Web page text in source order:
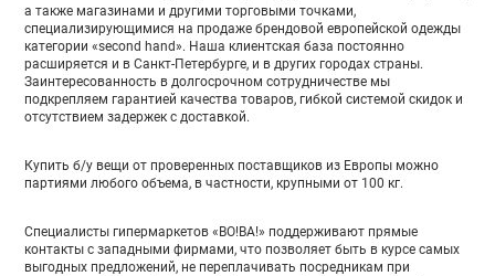
а также магазинами и другими торговыми точками,
специализирующимися на продаже брендовой европейской одежды
категории «second hand». Наша клиентская база постоянно
расширяется и в Санкт-Петербурге, и в других городах страны.
Заинтересованность в долгосрочном сотрудничестве мы
подкрепляем гарантией качества товаров, гибкой системой скидок и
отсутствием задержек с доставкой.
Купить б/у вещи от проверенных поставщиков из Европы можно
партиями любого объема, в частности, крупными от 100 кг.
Специалисты гипермаркетов «ВО!ВА!» поддерживают прямые
контакты с западными фирмами, что позволяет быть в курсе самых
выгодных предложений, не переплачивать посредникам при